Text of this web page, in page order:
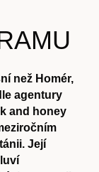
než Homér,
agentury
and honey
Její